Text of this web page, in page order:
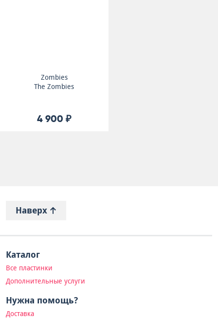
Zombies
The Zombies
4 900 ₽
Наверх
Каталог
Все пластинки
Дополнительные услуги
Нужна помощь?
Доставка